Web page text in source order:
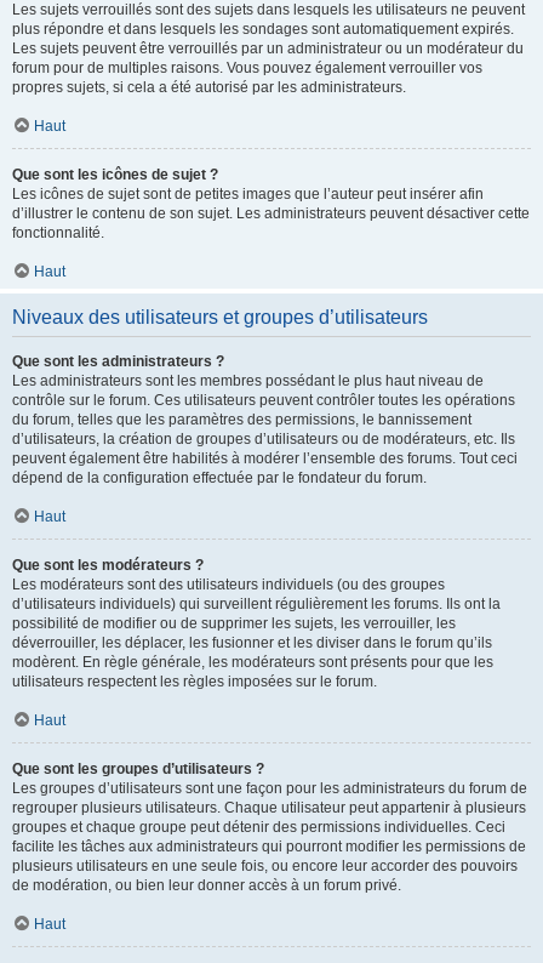
Les sujets verrouillés sont des sujets dans lesquels les utilisateurs ne peuvent
plus répondre et dans lesquels les sondages sont automatiquement expirés.
Les sujets peuvent être verrouillés par un administrateur ou un modérateur du
forum pour de multiples raisons. Vous pouvez également verrouiller vos
propres sujets, si cela a été autorisé par les administrateurs.
Haut
Que sont les icônes de sujet ?
Les icônes de sujet sont de petites images que l’auteur peut insérer afin
d’illustrer le contenu de son sujet. Les administrateurs peuvent désactiver cette
fonctionnalité.
Haut
Niveaux des utilisateurs et groupes d’utilisateurs
Que sont les administrateurs ?
Les administrateurs sont les membres possédant le plus haut niveau de
contrôle sur le forum. Ces utilisateurs peuvent contrôler toutes les opérations
du forum, telles que les paramètres des permissions, le bannissement
d’utilisateurs, la création de groupes d’utilisateurs ou de modérateurs, etc. Ils
peuvent également être habilités à modérer l’ensemble des forums. Tout ceci
dépend de la configuration effectuée par le fondateur du forum.
Haut
Que sont les modérateurs ?
Les modérateurs sont des utilisateurs individuels (ou des groupes
d’utilisateurs individuels) qui surveillent régulièrement les forums. Ils ont la
possibilité de modifier ou de supprimer les sujets, les verrouiller, les
déverrouiller, les déplacer, les fusionner et les diviser dans le forum qu’ils
modèrent. En règle générale, les modérateurs sont présents pour que les
utilisateurs respectent les règles imposées sur le forum.
Haut
Que sont les groupes d’utilisateurs ?
Les groupes d’utilisateurs sont une façon pour les administrateurs du forum de
regrouper plusieurs utilisateurs. Chaque utilisateur peut appartenir à plusieurs
groupes et chaque groupe peut détenir des permissions individuelles. Ceci
facilite les tâches aux administrateurs qui pourront modifier les permissions de
plusieurs utilisateurs en une seule fois, ou encore leur accorder des pouvoirs
de modération, ou bien leur donner accès à un forum privé.
Haut